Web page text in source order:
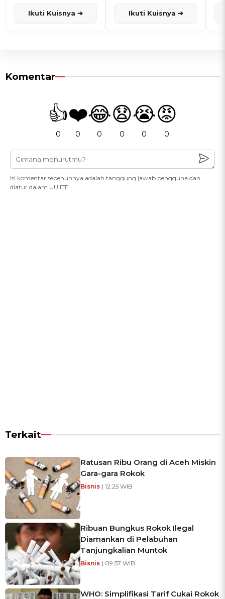
Ikuti Kuisnya ➔ Ikuti Kuisnya ➔
Komentar
👍
0
❤️
0
😂
0
😧
0
😭
0
😡
0
Isi komentar sepenuhnya adalah tanggung jawab pengguna dan
diatur dalam UU ITE
Terkait
Ratusan Ribu Orang di Aceh Miskin
Gara-gara Rokok
Bisnis | 12:25 WIB
Ribuan Bungkus Rokok Ilegal
Diamankan di Pelabuhan
Tanjungkalian Muntok
Bisnis | 09:57 WIB
WHO: Simplifikasi Tarif Cukai Rokok